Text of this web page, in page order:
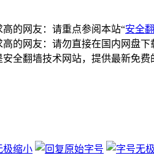
高的网友：请重点参阅本站“安全
高的网友：请勿直接在国内网盘下
安全翻墙技术网站，提供最新免